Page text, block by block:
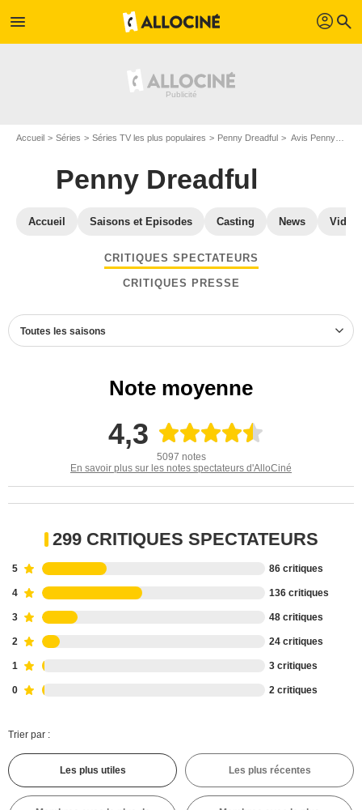
menu profil search
Accueil Séries Séries TV les plus populaires Penny Dreadful Avis Penny Dreadful
Penny Dreadful
Accueil Saisons et Episodes Casting News
CRITIQUES SPECTATEURS
CRITIQUES PRESSE
Toutes les saisons
Note moyenne
4,3
5097 notes
En savoir plus sur les notes spectateurs d'AlloCiné
299 CRITIQUES SPECTATEURS
5 86 critiques
4 136 critiques
3 48 critiques
2 24 critiques
1 3 critiques
0 2 critiques
Trier par :
Les plus utiles Les plus récentes